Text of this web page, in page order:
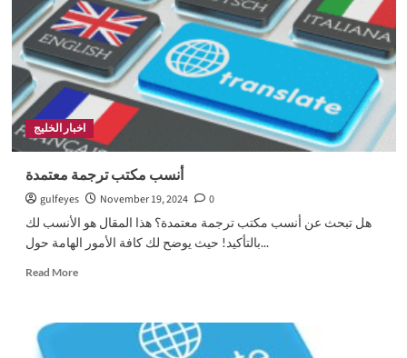
معتمدة
اخبار الخليج
أنسب مكتب ترجمة معتمدة
gulfeyes November 19, 2024
0
هل تبحث عن أنسب مكتب ترجمة معتمدة؟ هذا المقال هو الأنسب لك
بالتأكيد! حيث يوضح لك كافة الأمور الهامة حول...
Read MoreRead
أنسب